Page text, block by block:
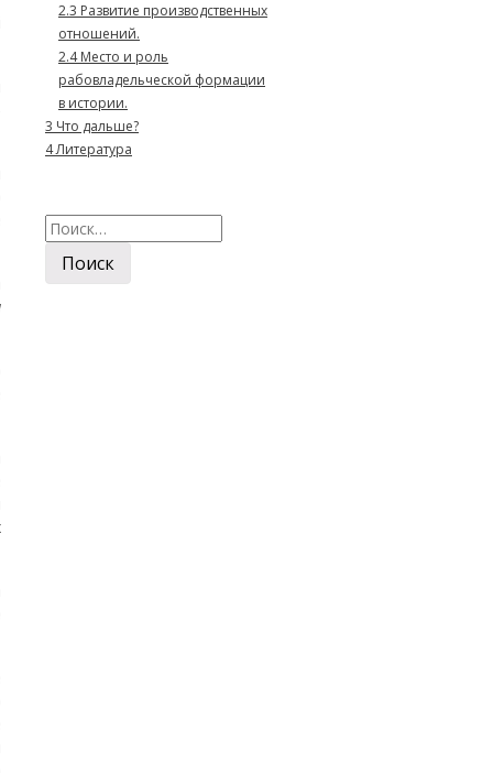
2.3 Развитие производственных
отношений.
2.4Место и роль
рабовладельческой формации
в истории.
3 Что дальше?
4Литература
Найти: